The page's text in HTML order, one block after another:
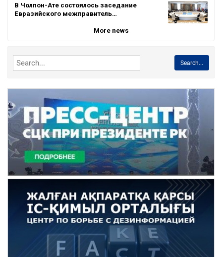
В Чолпон-Ате состоялось заседание
Евразийского межправитель…
More news
Search...